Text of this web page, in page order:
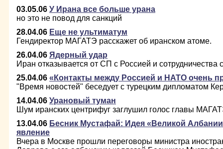
03.05.06 У Ирана все больше урана
но это не повод для санкций
28.04.06 Еще не ультиматум
Гендиректор МАГАТЭ расскажет об иранском атоме.
26.04.06 Ядерный удар
Иран отказывается от СП с Россией и
25.04.06 «Контакты между Россией и НАТО очень
"Время новостей" беседует с турецким дипломатом
14.04.06 Урановый туман
Шум иранских центрифуг заглушил голос главы
13.04.06 Бесник Мустафай: Идея «Великой
явление
Вчера в Москве прошли переговоры министра